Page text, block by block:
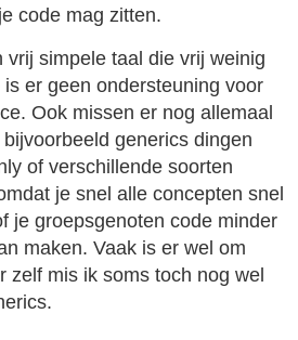
code mag zitten.
vrij simpele taal die vrij weinig
er geen ondersteuning voor
Ook missen er nog allemaal
generics dingen
of verschillende soorten
je snel alle concepten snel
je groepsgenoten code minder
maken. Vaak is er wel om
zelf mis ik soms toch nog wel